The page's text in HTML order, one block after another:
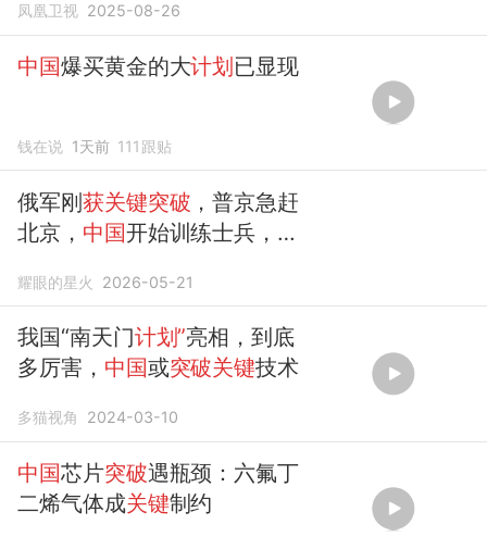
凤凰卫视 2025-08-26
中国爆买黄金的大计划已显现
钱在说 1天前 111 跟贴
俄军刚获关键突破 ，普京急赶
北京， 中国开始训练士兵，释
耀眼的星火 2026-05-21
我国“南天门计划”亮相，到底
多厉害， 中国或突破关键技术
多猫视角 2024-03-10
中国芯片突破遇瓶颈：六氟丁
二烯气体成关键制约